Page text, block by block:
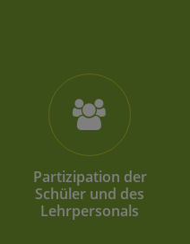
Partizipation der
Schüler und des
Lehrpersonals